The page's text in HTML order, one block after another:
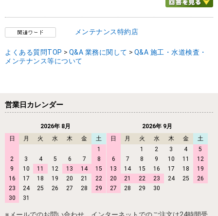
メンテナンス特約店
よくある質問TOP > Q&A 業務に関して > Q&A 施工・水道検査・
メンテナンス等について
営業日カレンダー
2026年 8月
日
月 火 水 木 金
土
1
2
3 4 5 6 7
8
9
10 11 12 13 14
15
16
17 18 19 20 21
22
23
24 25 26 27 28
29
30
31
2026年 9月
日
月 火 水 木 金
土
1
2 3 4
5
6
7 8 9 10 11
12
13
14 15 16 17 18
19
20
21 22 23 24 25
26
27
28 29 30